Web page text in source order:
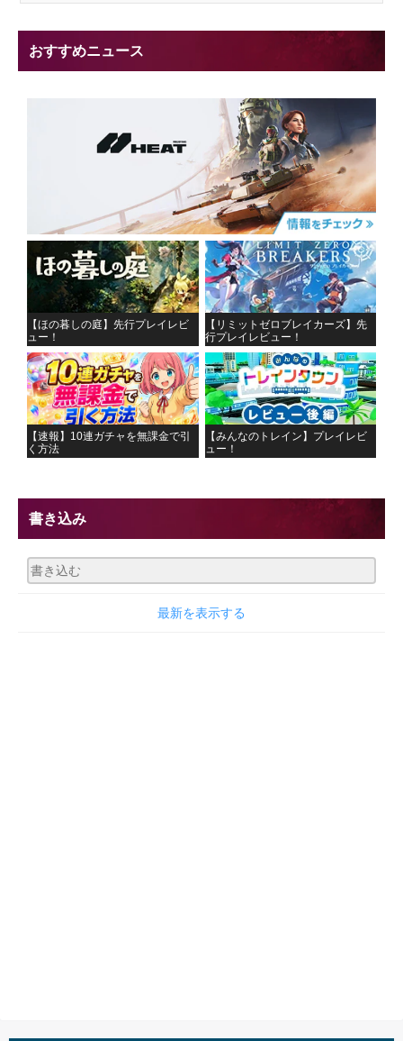
おすすめニュース
【ほの暮しの庭】先行プレイレビ
ュー！
【リミットゼロブレイカーズ】先
行プレイレビュー！
【速報】10連ガチャを無課金で引
く方法
【みんなのトレイン】プレイレビ
ュー！
書き込み
最新を表示する